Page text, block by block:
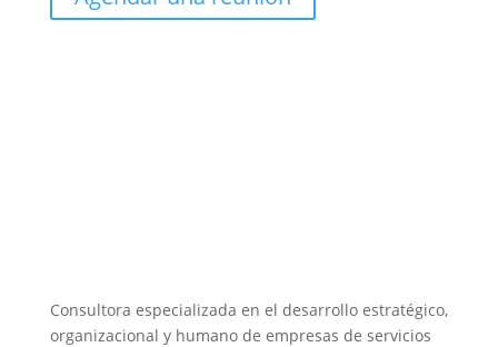
Consultora especializada en el desarrollo estratégico,
organizacional y humano de empresas de servicios